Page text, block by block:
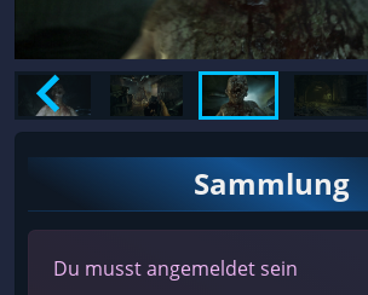
Sammlung
Du musst angemeldet sein